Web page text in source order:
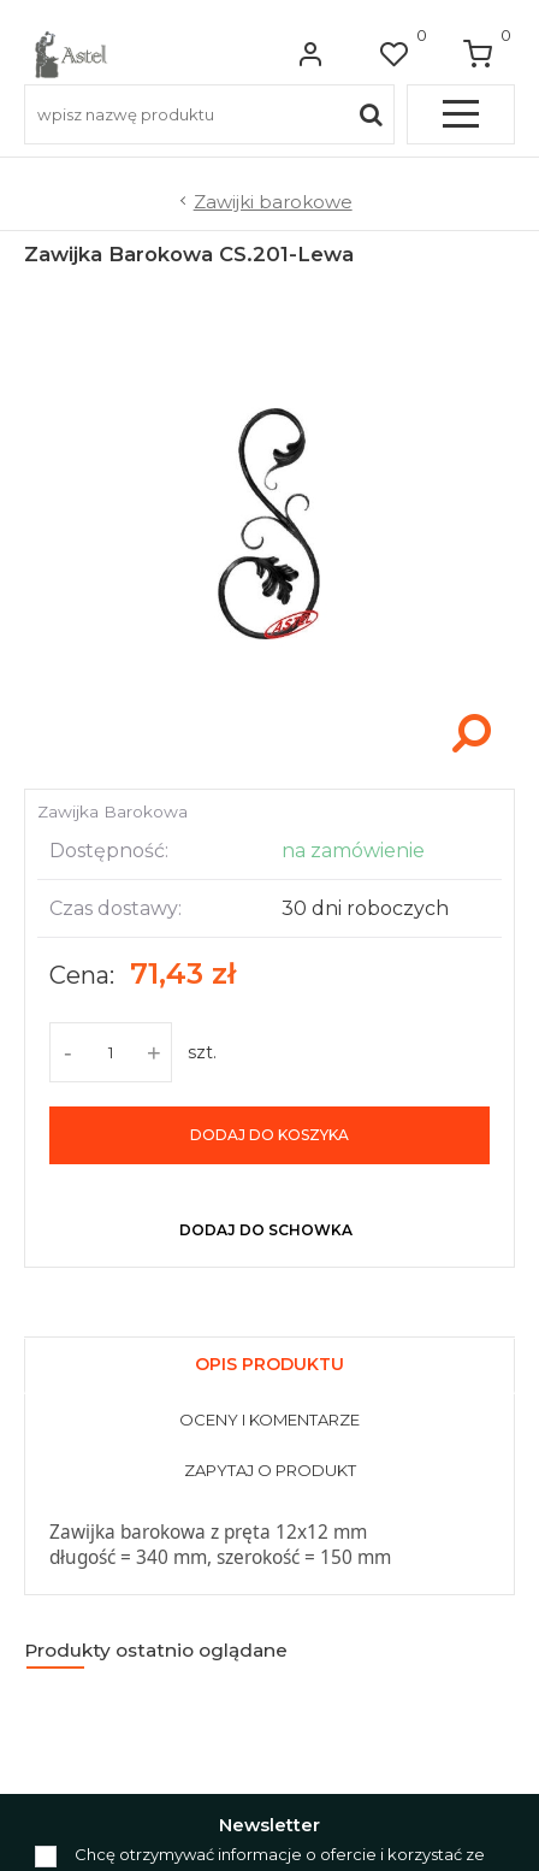
0 0
Do balkonów
Do bram wjazdowych
Akcesoria i narzędzia
Zawijki barokowe
Zawijka Barokowa CS.201-Lewa
Zawijka Barokowa
Dostępność: na zamówienie
Czas dostawy: 30 dni roboczych
Cena: 71,43 zł
- + szt.
DODAJ DO KOSZYKA
DODAJ DO SCHOWKA
OPIS PRODUKTU
OCENY I KOMENTARZE
ZAPYTAJ O PRODUKT
Zawijka barokowa z pręta 12x12 mm
długość = 340 mm, szerokość = 150 mm
Produkty ostatnio oglądane
Newsletter
Chcę otrzymywać informacje o ofercie i korzystać ze